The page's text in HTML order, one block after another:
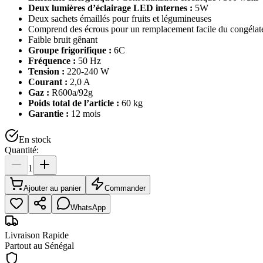
Deux lumières d’éclairage LED internes : 5W
Deux sachets émaillés pour fruits et légumineuses
Comprend des écrous pour un remplacement facile du
Faible bruit gênant
Groupe frigorifique : 6C
Fréquence : 50 Hz
Tension : 220-240 W
Courant : 2,0 A
Gaz : R600a/92g
Poids total de l’article : 60 kg
Garantie : 12 mois
En stock
Quantité:
1
Ajouter au panier Commander
WhatsApp
Livraison Rapide
Partout au Sénégal